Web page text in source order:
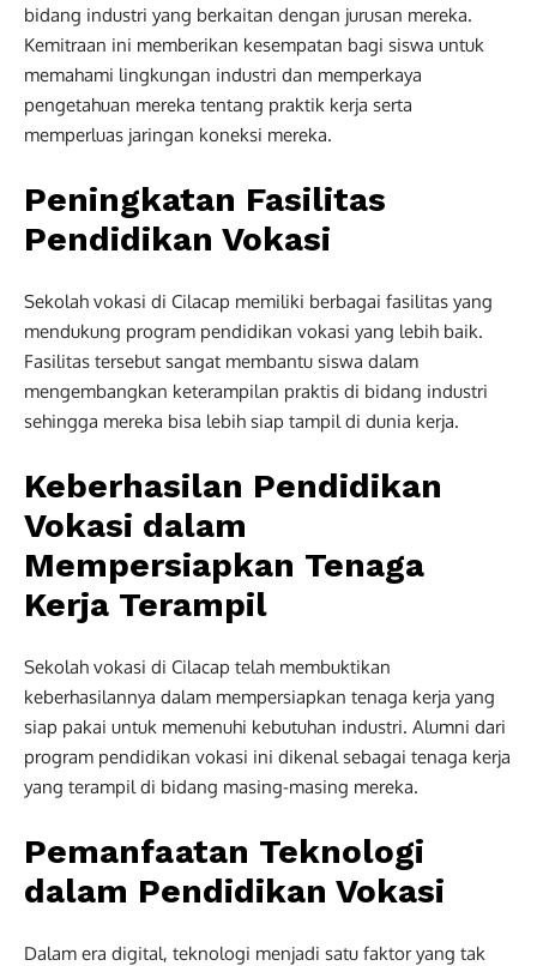
bidang industri yang berkaitan dengan jurusan mereka.
Kemitraan ini memberikan kesempatan bagi siswa untuk
memahami lingkungan industri dan memperkaya
pengetahuan mereka tentang praktik kerja serta
memperluas jaringan koneksi mereka.
Peningkatan Fasilitas
Pendidikan Vokasi
Sekolah vokasi di Cilacap memiliki berbagai fasilitas yang
mendukung program pendidikan vokasi yang lebih baik.
Fasilitas tersebut sangat membantu siswa dalam
mengembangkan keterampilan praktis di bidang industri
sehingga mereka bisa lebih siap tampil di dunia kerja.
Keberhasilan Pendidikan
Vokasi dalam
Mempersiapkan Tenaga
Kerja Terampil
Sekolah vokasi di Cilacap telah membuktikan
keberhasilannya dalam mempersiapkan tenaga kerja yang
siap pakai untuk memenuhi kebutuhan industri. Alumni dari
program pendidikan vokasi ini dikenal sebagai tenaga kerja
yang terampil di bidang masing-masing mereka.
Pemanfaatan Teknologi
dalam Pendidikan Vokasi
Dalam era digital, teknologi menjadi satu faktor yang tak